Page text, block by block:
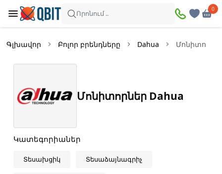
Որոնում ..
0
Գլխավոր Բոլոր բրենդները Dahua
Մոնիտորներ Dahua
Կատեգորիաներ
Տեսախցիկ Տեսաձայնագրիչ
Զտիչներ
Գին